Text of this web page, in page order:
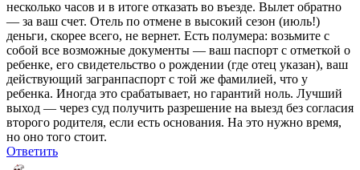
несколько часов и в итоге отказать во въезде. Вылет обратно
— за ваш счет. Отель по отмене в высокий сезон (июль!)
деньги, скорее всего, не вернет. Есть полумера: возьмите с
собой все возможные документы — ваш паспорт с отметкой о
ребенке, его свидетельство о рождении (где отец указан), ваш
действующий загранпаспорт с той же фамилией, что у
ребенка. Иногда это срабатывает, но гарантий ноль. Лучший
выход — через суд получить разрешение на выезд без согласия
второго родителя, если есть основания. На это нужно время,
но оно того стоит.
Ответить